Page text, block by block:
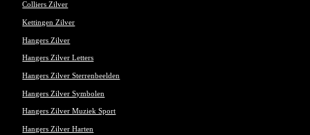
Colliers Zilver
Kettingen Zilver
Hangers Zilver
Hangers Zilver Letters
Hangers Zilver Sterrenbeelden
Hangers Zilver Symbolen
Hangers Zilver Muziek Sport
Hangers Zilver Harten